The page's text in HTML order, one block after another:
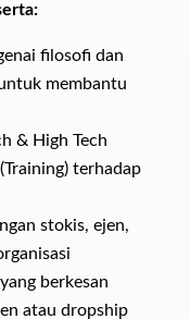
filosofi dan
membantu
& High Tech
terhadap
stokis, ejen,
berkesan
atau dropship